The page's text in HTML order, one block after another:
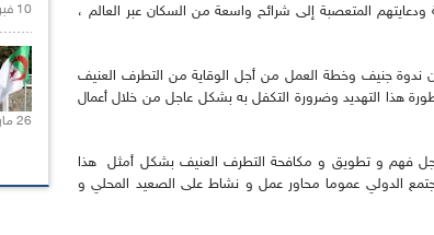
ودعايتهم المتعصبة إلى شرائح واسعة من السكان عبر العالم ،
ندوة جنيف وخطة العمل من أجل الوقاية من التطرف العنيف
هذا التهديد وضرورة التكفل به بشكل عاجل من خلال أعمال
فهم و تطويق و مكافحة التطرف العنيف بشكل أمثل هذا
الدولي عموما محاور عمل و نشاط على الصعيد المحلي و
10 فبراير 2021 |
26 مارس 2021 |